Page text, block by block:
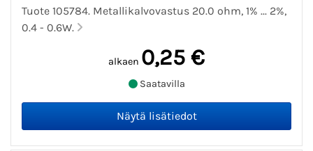
Tuote 105784. Metallikalvovastus 20.0 ohm, 1% ... 2%,
0.4 - 0.6W.
alkaen 0,25 €
Saatavilla